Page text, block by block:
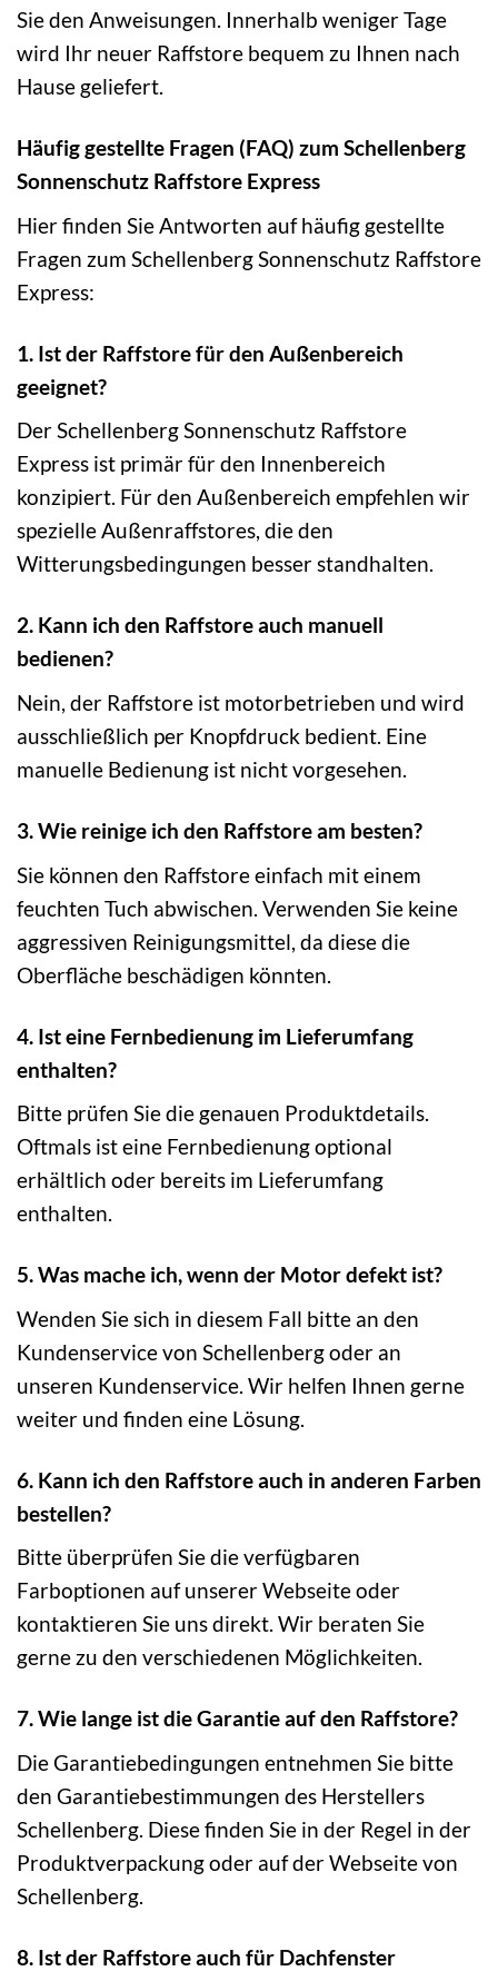
Sie den Anweisungen. Innerhalb weniger Tage
wird Ihr neuer Raffstore bequem zu Ihnen nach
Hause geliefert.
Häufig gestellte Fragen (FAQ) zum Schellenberg
Sonnenschutz Raffstore Express
Hier finden Sie Antworten auf häufig gestellte
Fragen zum Schellenberg Sonnenschutz Raffstore
Express:
1. Ist der Raffstore für den Außenbereich
geeignet?
Der Schellenberg Sonnenschutz Raffstore
Express ist primär für den Innenbereich
konzipiert. Für den Außenbereich empfehlen wir
spezielle Außenraffstores, die den
Witterungsbedingungen besser standhalten.
2. Kann ich den Raffstore auch manuell
bedienen?
Nein, der Raffstore ist motorbetrieben und wird
ausschließlich per Knopfdruck bedient. Eine
manuelle Bedienung ist nicht vorgesehen.
3. Wie reinige ich den Raffstore am besten?
Sie können den Raffstore einfach mit einem
feuchten Tuch abwischen. Verwenden Sie keine
aggressiven Reinigungsmittel, da diese die
Oberfläche beschädigen könnten.
4. Ist eine Fernbedienung im Lieferumfang
enthalten?
Bitte prüfen Sie die genauen Produktdetails.
Oftmals ist eine Fernbedienung optional
erhältlich oder bereits im Lieferumfang
enthalten.
5. Was mache ich, wenn der Motor defekt ist?
Wenden Sie sich in diesem Fall bitte an den
Kundenservice von Schellenberg oder an
unseren Kundenservice. Wir helfen Ihnen gerne
weiter und finden eine Lösung.
6. Kann ich den Raffstore auch in anderen Farben
bestellen?
Bitte überprüfen Sie die verfügbaren
Farboptionen auf unserer Webseite oder
kontaktieren Sie uns direkt. Wir beraten Sie
gerne zu den verschiedenen Möglichkeiten.
7. Wie lange ist die Garantie auf den Raffstore?
Die Garantiebedingungen entnehmen Sie bitte
den Garantiebestimmungen des Herstellers
Schellenberg. Diese finden Sie in der Regel in der
Produktverpackung oder auf der Webseite von
Schellenberg.
8. Ist der Raffstore auch für Dachfenster